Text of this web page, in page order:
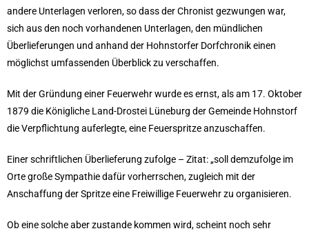
andere Unterlagen verloren, so dass der Chronist gezwungen war,
sich aus den noch vorhandenen Unterlagen, den mündlichen
Überlieferungen und anhand der Hohnstorfer Dorfchronik einen
möglichst umfassenden Überblick zu verschaffen.
Mit der Gründung einer Feuerwehr wurde es ernst, als am 17. Oktober
1879 die Königliche Land-Drostei Lüneburg der Gemeinde Hohnstorf
die Verpflichtung auferlegte, eine Feuerspritze anzuschaffen.
Einer schriftlichen Überlieferung zufolge – Zitat: „soll demzufolge im
Orte große Sympathie dafür vorherrschen, zugleich mit der
Anschaffung der Spritze eine Freiwillige Feuerwehr zu organisieren.
Ob eine solche aber zustande kommen wird, scheint noch sehr